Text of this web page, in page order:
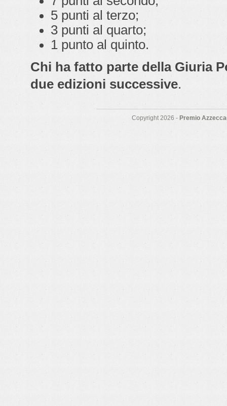
5 punti al terzo;
3 punti al quarto;
1 punto al quinto.
Chi ha fatto parte della Giuria
due edizioni successive.
Copyright 2026 - Premio